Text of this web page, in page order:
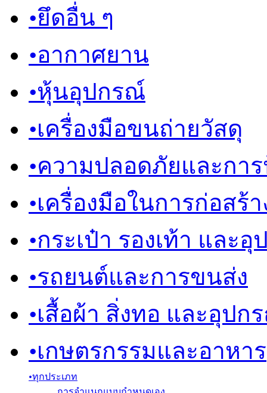
•ยึดอื่น ๆ
•อากาศยาน
•หุ้นอุปกรณ์
•เครื่องมือขนถ่ายวัสดุ
•ความปลอดภัยและกา
•เครื่องมือในการก่อสร้า
•กระเป๋า รองเท้า และ
•รถยนต์และการขนส่ง
•เสื้อผ้า สิ่งทอ และอุปก
•เกษตรกรรมและอาหาร
•ทุกประเภท